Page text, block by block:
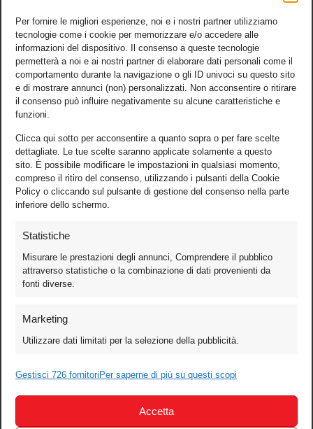
Per fornire le migliori esperienze, noi e i nostri partner utilizziamo
tecnologie come i cookie per memorizzare e/o accedere alle
informazioni del dispositivo. Il consenso a queste tecnologie
permetterà a noi e ai nostri partner di elaborare dati personali come il
comportamento durante la navigazione o gli ID univoci su questo sito
e di mostrare annunci (non) personalizzati. Non acconsentire o ritirare
il consenso può influire negativamente su alcune caratteristiche e
funzioni.
Clicca qui sotto per acconsentire a quanto sopra o per fare scelte
dettagliate. Le tue scelte saranno applicate solamente a questo
sito. È possibile modificare le impostazioni in qualsiasi momento,
compreso il ritiro del consenso, utilizzando i pulsanti della Cookie
Policy o cliccando sul pulsante di gestione del consenso nella parte
inferiore dello schermo.
Statistiche
Misurare le prestazioni degli annunci, Comprendere il pubblico
attraverso statistiche o la combinazione di dati provenienti da
fonti diverse.
Marketing
Utilizzare dati limitati per la selezione della pubblicità.
Gestisci 726 fornitori Per saperne di più su questi scopi
Accetta
Games
Test